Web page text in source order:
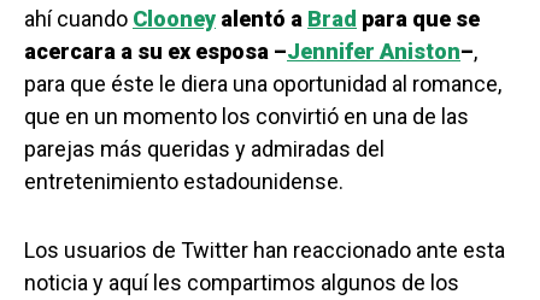
ahí cuando Clooney alentó a Brad para que se
acercara a su ex esposa –Jennifer Aniston–,
para que éste le diera una oportunidad al romance,
que en un momento los convirtió en una de las
parejas más queridas y admiradas del
entretenimiento estadounidense.
Los usuarios de Twitter han reaccionado ante esta
noticia y aquí les compartimos algunos de los